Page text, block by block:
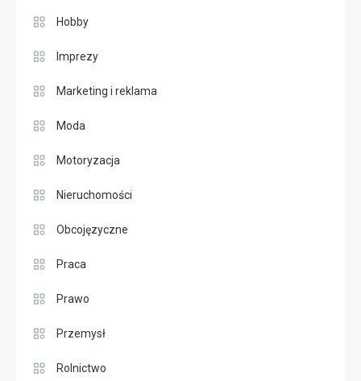
Hobby
Imprezy
Marketing i reklama
Moda
Motoryzacja
Nieruchomości
Obcojęzyczne
Praca
Prawo
Przemysł
Rolnictwo